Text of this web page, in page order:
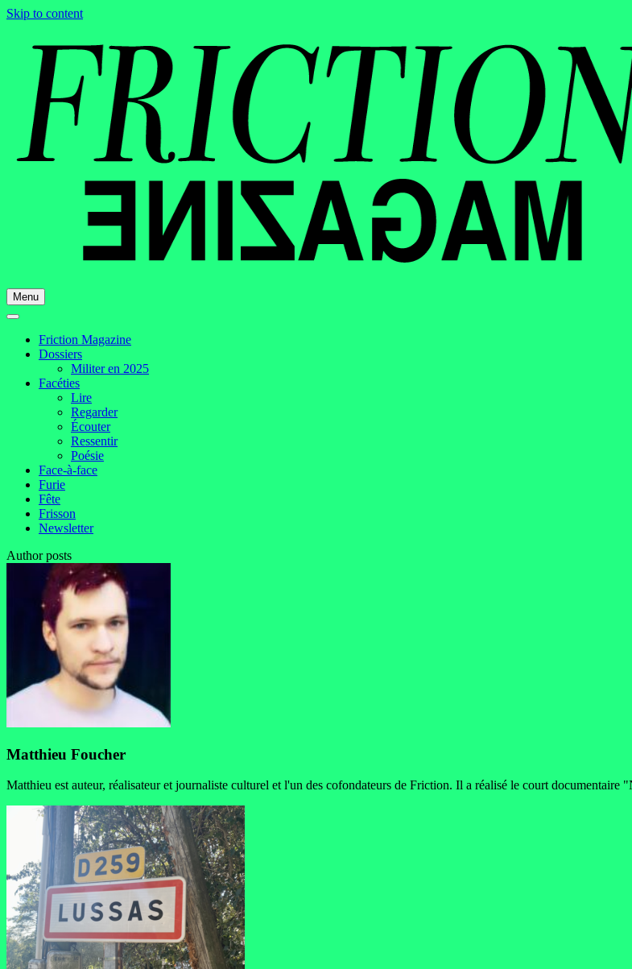
Skip to content
Menu
Friction Magazine
Dossiers
Militer en 2025
Facéties
Lire
Regarder
Écouter
Ressentir
Poésie
Face-à-face
Furie
Fête
Frisson
Newsletter
Author posts
Matthieu Foucher
Matthieu est auteur, réalisateur et journaliste culturel et l'un des cofondateurs de Friction. Il a réalisé le court